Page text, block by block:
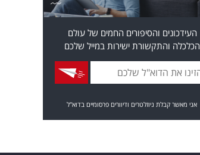
העידכונים והסיפורים החמים של עולם
הכלכלה והתקשורת ישירות במייל שלכם
אני מאשר קבלת ניוזלטרים ודיוורים פרסומיים בדוא"ל